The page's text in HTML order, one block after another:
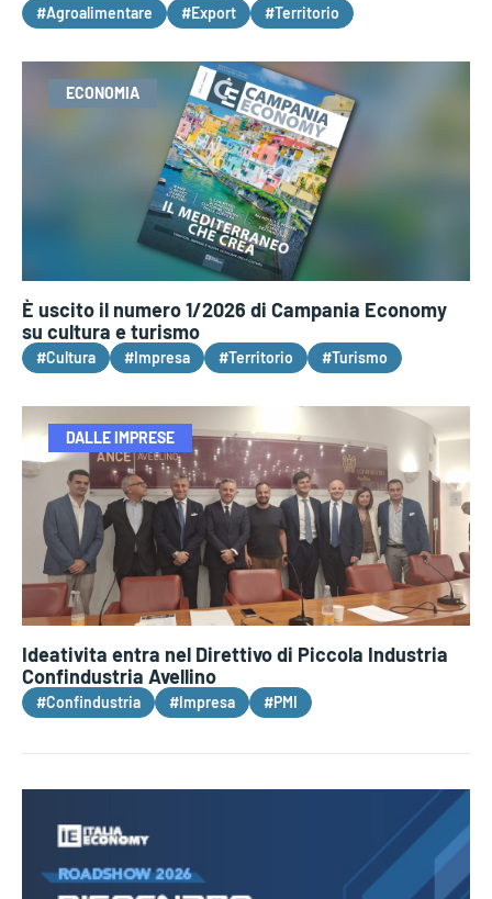
#Agroalimentare #Export #Territorio
ECONOMIA
È uscito il numero 1/2026 di Campania Economy
su cultura e turismo
#Cultura #Impresa #Territorio #Turismo
DALLE IMPRESE
Ideativita entra nel Direttivo di Piccola Industria
Confindustria Avellino
#Confindustria #Impresa #PMI